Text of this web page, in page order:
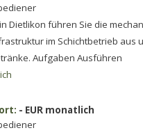
Dietlikon führen Sie die
im Schichtbetrieb aus
Aufgaben Ausführen
- EUR monatlich